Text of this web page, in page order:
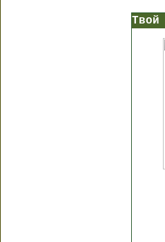
Твой